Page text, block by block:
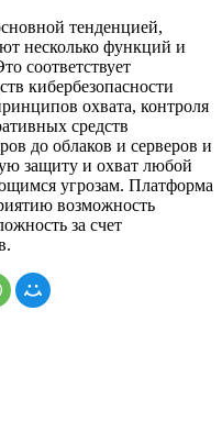
тенденцией,
несколько функций и
соответствует
кибербезопасности
охвата, контроля
средств
до облаков и серверов и
защиту и охват любой
угрозам. Платформа
возможность
за счет